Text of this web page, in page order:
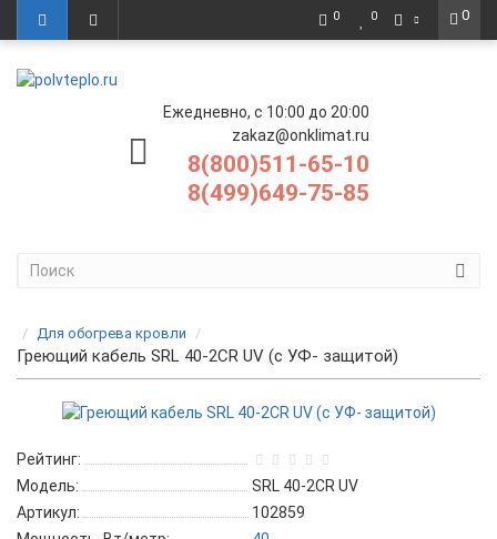
0
0 0
Ежедневно, с 10:00 до 20:00
zakaz@onklimat.ru
8(800)511-65-10
8(499)649-75-85
Для обогрева кровли
Греющий кабель SRL 40-2CR UV (с УФ- защитой)
Рейтинг:
Модель:
SRL 40-2CR UV
Артикул:
102859